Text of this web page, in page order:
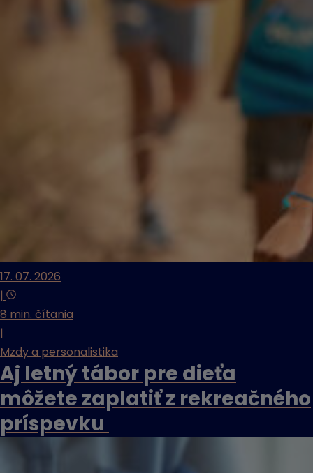
17. 07. 2026
|
8 min. čítania
|
Mzdy a personalistika
Aj letný tábor pre dieťa
môžete zaplatiť z rekreačného
príspevku